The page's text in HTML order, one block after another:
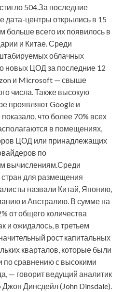
504.За последние
дата-центры открылись в 15
больше всего их появилось в
и Китае. Среди
облачных
новых ЦОД за последние 12
и Microsoft — свыше
числа. Также высокую
проявляют Google и
что более 70% всех
в помещениях,
ЦОД или принадлежащих
по
вычислениям.Среди
для размещения
назвали Китай, Японию,
и Австралию. В сумме на
от общего количества
и ожидалось, в третьем
рост капитальных
кварталов, которые были
по сравнению с высокими
— говорит ведущий аналитик
Джон Динсдейл (John Dinsdale).